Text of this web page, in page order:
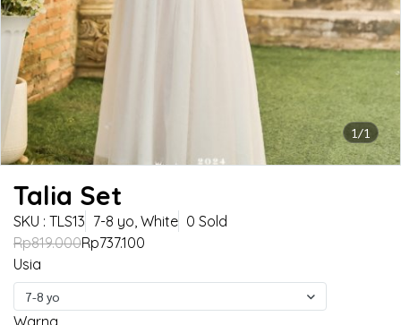
1/1
Talia Set
SKU : TLS13 7-8 yo, White 0 Sold
Rp819.000Rp737.100
Usia
7-8 yo
Warna